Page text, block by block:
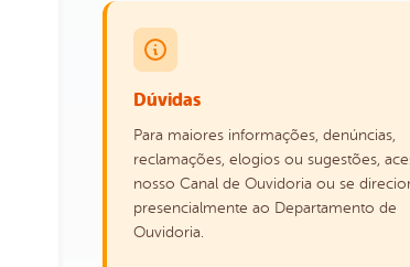
Dúvidas
Para maiores informações, denúncias,
reclamações, elogios ou sugestões,
nosso Canal de Ouvidoria ou se
presencialmente ao Departamento de
Ouvidoria.